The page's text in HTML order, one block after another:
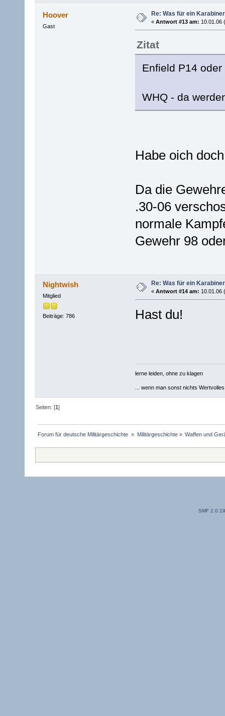
Hoover
Gast
Re: Was für ein
« Antwort #13 am: 10.01.06
Zitat
Enfield P14
WHQ - da
Habe oich
Da die
.30-06
normale
Gewehr 98
Nightwish
Mitglied
Beiträge: 786
Re: Was für ein
« Antwort #14 am: 10.01.06
Hast du!
lerne leiden, ohne zu klagen
... wenn man sonst nichts
Seiten: [1]
Forum für deutsche Militärgeschichte » Militärgeschichte» Waffen und
SMF 2.0.19